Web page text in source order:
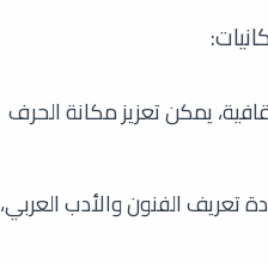
يمكن تعزيز مكانة الحرف
تعريف الفنون والأدب العربي،